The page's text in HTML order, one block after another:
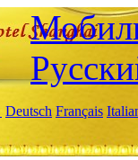
Deutsch Français